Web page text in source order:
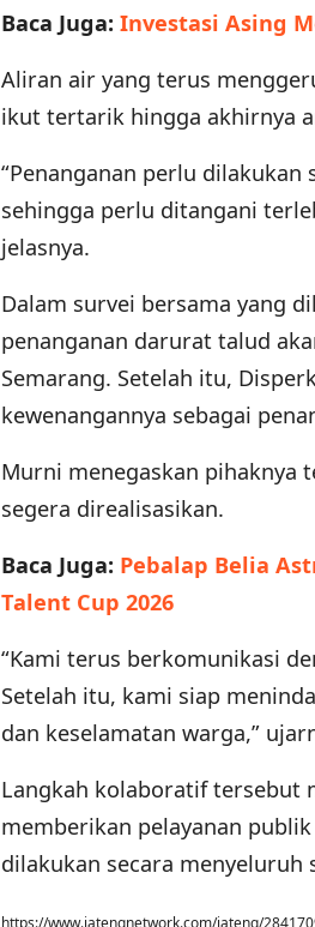
Baca Juga: Investasi Asing
Aliran air yang terus
ikut tertarik hingga akhirnya
“Penanganan perlu
sehingga perlu ditangani
jelasnya.
Dalam survei bersama yang
penanganan darurat talud
Semarang. Setelah itu,
kewenangannya sebagai
Murni menegaskan pihaknya
segera direalisasikan.
Baca Juga: Pebalap Belia
Talent Cup 2026
“Kami terus berkomunikasi
Setelah itu, kami siap
dan keselamatan warga,”
Langkah kolaboratif tersebut
memberikan pelayanan
dilakukan secara